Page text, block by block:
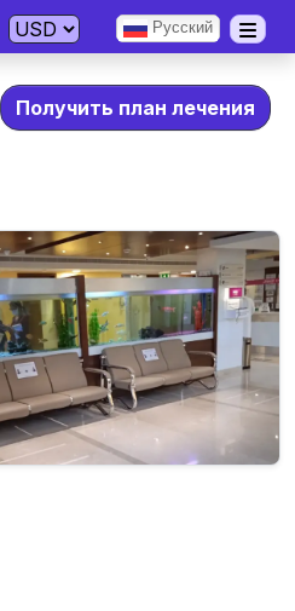
Русский
Получить план лечения